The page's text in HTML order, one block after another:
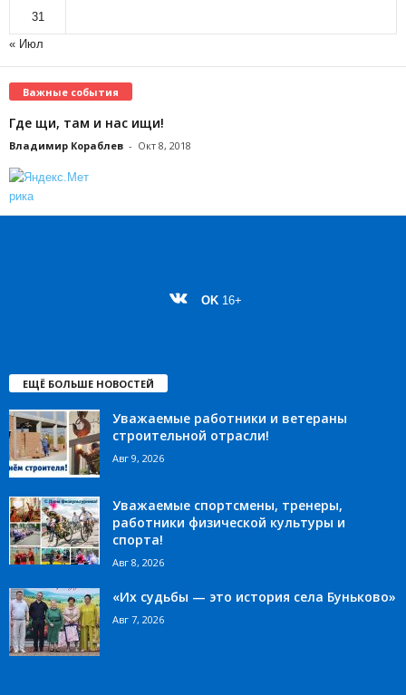
31
« Июл
Важные события
Где щи, там и нас ищи!
Владимир Кораблев - Окт 8, 2018
OK 16+
ЕЩЁ БОЛЬШЕ НОВОСТЕЙ
Уважаемые работники и ветераны
строительной отрасли!
Авг 9, 2026
Уважаемые спортсмены, тренеры,
работники физической культуры и
спорта!
Авг 8, 2026
«Их судьбы — это история села Буньково»
Авг 7, 2026